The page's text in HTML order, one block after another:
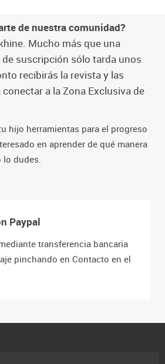
de nuestra comunidad?
Mucho más que una
suscripción sólo tarda unos
recibirás la revista y las
a la Zona Exclusiva de
hijo herramientas para el progreso
en aprender de qué manera
lo dudes.
Paypal
transferencia bancaria
pinchando en Contacto en el